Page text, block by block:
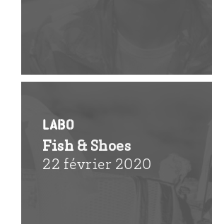
Labo
Fish & Shoes
22 février 2020